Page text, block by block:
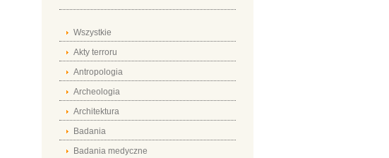
Wszystkie
Akty terroru
Antropologia
Archeologia
Architektura
Badania
Badania medyczne